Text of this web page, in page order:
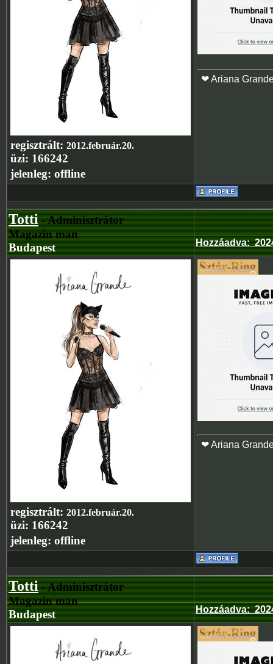
regisztrált: 2012.február.20.
üzi: 166242
jelenleg: offline
❤ Ariana
Totti- Adminisztrátor
Magazin man
Budapest
Hozzáadva:
regisztrált: 2012.február.20.
üzi: 166242
jelenleg: offline
❤ Ariana
Totti- Adminisztrátor
Magazin man
Budapest
Hozzáadva: